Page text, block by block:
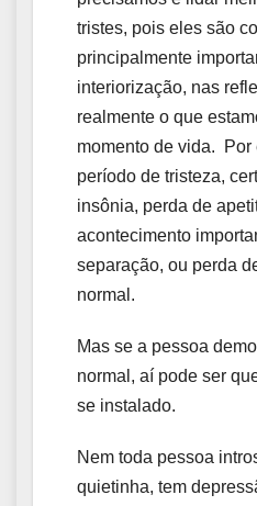
tristes, pois eles são
principalmente
interiorização, nas
realmente o que
momento de vida. Por
período de tristeza,
insônia, perda de
acontecimento
separação, ou perda
normal.
Mas se a pessoa
normal, aí pode ser
se instalado.
Nem toda pessoa
quietinha, tem